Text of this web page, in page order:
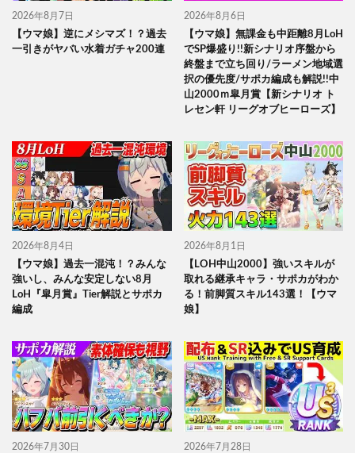
2026年8月7日
【ウマ娘】逆にメシマズ！？過去
一引きがヤバい水着ガチャ200連
2026年8月6日
【ウマ娘】無課金も中距離8月LoH
でSP爆盛り!!新シナリオ序盤から
終盤まで立ち回り/ラーメン地域選
択の優先度/サポカ編成も解説!!中
山2000ｍ皐月賞【新シナリオ ト
レセン軒 リーグオブヒーローズ】
2026年8月4日
【ウマ娘】過去一混沌！？みんな
強いし、みんな安定しない8月
LoH『皐月賞』Tier解説とサポカ
編成
2026年8月1日
【LOH中山2000】強いスキルが
取れる継承キャラ・サポカがわか
る！前脚質スキル143選！【ウマ
娘】
2026年7月30日 2026年7月28日